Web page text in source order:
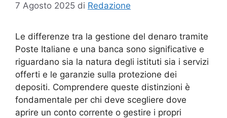
7 Agosto 2025 di Redazione
Le differenze tra la gestione del denaro tramite
Poste Italiane e una banca sono significative e
riguardano sia la natura degli istituti sia i servizi
offerti e le garanzie sulla protezione dei
depositi. Comprendere queste distinzioni è
fondamentale per chi deve scegliere dove
aprire un conto corrente o gestire i propri